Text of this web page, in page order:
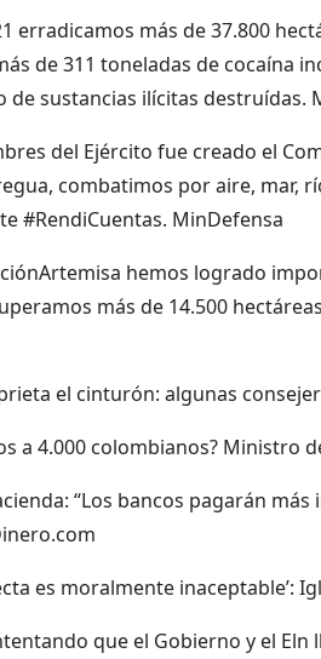
erradicamos más de 37.800
de 311 toneladas de cocaína
de sustancias ilícitas destruídas.
del Ejército fue creado el
combatimos por aire,
#RendiCuentas. MinDefensa
hemos logrado
más de 14.500
el cinturón: algunas
a 4.000 colombianos? Ministro
“Los bancos pagarán
es moralmente inaceptable’:
que el Gobierno y el